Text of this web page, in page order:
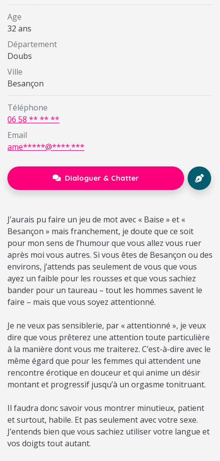
Age
32 ans
Département
Doubs
Ville
Besançon
Téléphone
06 58 ** ** **
Email
ame*****@****.***
Dialoguer & Chatter
J’aurais pu faire un jeu de mot avec « Baise » et «
Besançon » mais franchement, je doute que ce soit
pour mon sens de l’humour que vous allez vous ruer
après moi vous autres. Si vous êtes de Besançon ou des
environs, j’attends pas seulement de vous que vous
ayez un faible pour les rousses et que vous sachiez
bander pour un taureau – tout les hommes savent le
faire – mais que vous soyez attentionné.
Je ne veux pas sensiblerie, par « attentionné », je veux
dire que vous prêterez une attention toute particulière
à la manière dont vous me traiterez. C’est-à-dire avec le
même égard que pour les femmes qui attendent une
rencontre érotique en douceur et qui anime un désir
montant et progressif jusqu’à un orgasme tonitruant.
Il faudra donc savoir vous montrer minutieux, patient
et surtout, habile. Et pas seulement avec votre sexe.
J’entends bien que vous sachiez utiliser votre langue et
vos doigts tout autant.